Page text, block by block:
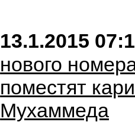
13.1.2015
нового
поместят
Мухаммеда